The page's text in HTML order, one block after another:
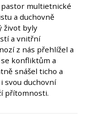
multietnické
a duchovně
život byly
a vnitřní
z nás přehlížel a
konfliktům a
snášel ticho a
svou duchovní
přítomnosti.